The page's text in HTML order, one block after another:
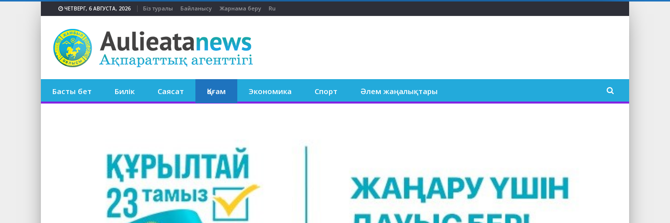
ЧЕТВЕРГ, 6 АВГУСТА, 2026 Біз туралы Байланысу Жарнама беру Ru
Басты бет Билік Саясат Қоғам Экономика Спорт Әлем жаңалықтары